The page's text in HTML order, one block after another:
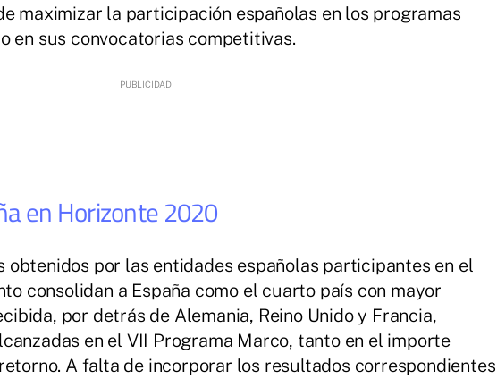
maximizar la participación españolas en los programas
en sus convocatorias competitivas.
en Horizonte 2020
obtenidos por las entidades españolas participantes en el
consolidan a España como el cuarto país con mayor
por detrás de Alemania, Reino Unido y Francia,
en el VII Programa Marco, tanto en el importe
A falta de incorporar los resultados correspondientes